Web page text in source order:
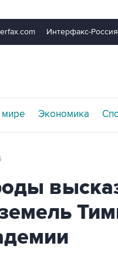
Интерфакс-Россия
мире Экономика